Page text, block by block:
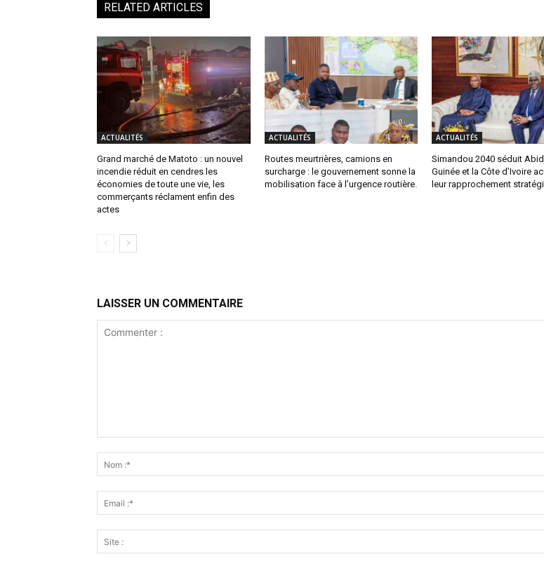
RELATED ARTICLES
ACTUALITÉS
Grand marché de Matoto : un nouvel
incendie réduit en cendres les
économies de toute une vie, les
commerçants réclament enfin des
actes
ACTUALITÉS
Routes meurtrières, camions en
surcharge : le gouvernement sonne la
mobilisation face à l’urgence routière.
ACTUALITÉS
Simandou 2040 séduit
Guinée et la Côte d’Ivoire
leur rapprochement
LAISSER UN COMMENTAIRE